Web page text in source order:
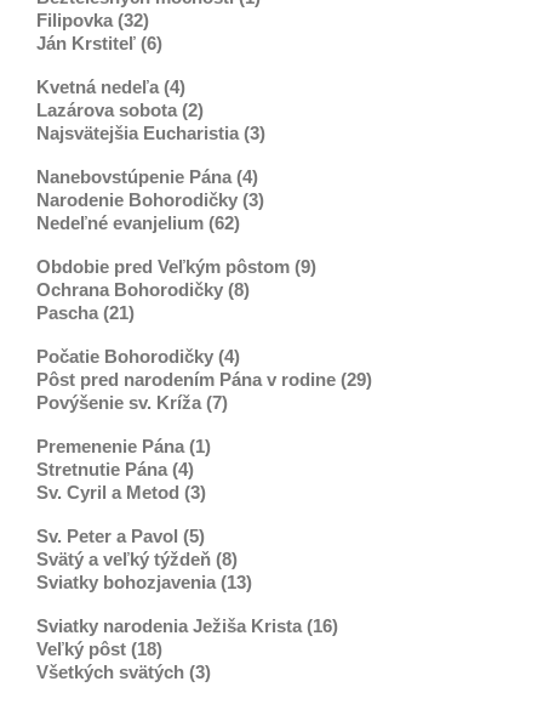
Filipovka (32)
Ján Krstiteľ (6)
Kvetná nedeľa (4)
Lazárova sobota (2)
Najsvätejšia Eucharistia (3)
Nanebovstúpenie Pána (4)
Narodenie Bohorodičky (3)
Nedeľné evanjelium (62)
Obdobie pred Veľkým pôstom (9)
Ochrana Bohorodičky (8)
Pascha (21)
Počatie Bohorodičky (4)
Pôst pred narodením Pána v rodine (29)
Povýšenie sv. Kríža (7)
Premenenie Pána (1)
Stretnutie Pána (4)
Sv. Cyril a Metod (3)
Sv. Peter a Pavol (5)
Svätý a veľký týždeň (8)
Sviatky bohozjavenia (13)
Sviatky narodenia Ježiša Krista (16)
Veľký pôst (18)
Všetkých svätých (3)